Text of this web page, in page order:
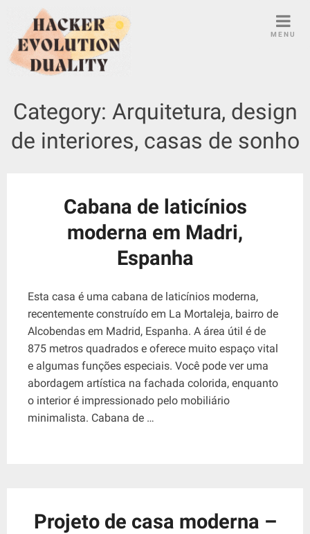
MENU
Category: Arquitetura, design
de interiores, casas de sonho
Cabana de laticínios
moderna em Madri,
Espanha
Esta casa é uma cabana de laticínios moderna,
recentemente construído em La Mortaleja, bairro de
Alcobendas em Madrid, Espanha. A área útil é de
875 metros quadrados e oferece muito espaço vital
e algumas funções especiais. Você pode ver uma
abordagem artística na fachada colorida, enquanto
o interior é impressionado pelo mobiliário
minimalista. Cabana de …
Projeto de casa moderna –